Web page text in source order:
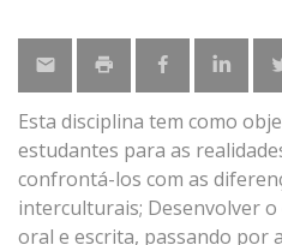
Esta disciplina tem como
estudantes para as
confrontá-los com as
interculturais; Desenvolver
oral e escrita, passando por